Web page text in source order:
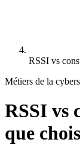
RSSI vs
Métiers de la
RSSI vs
que